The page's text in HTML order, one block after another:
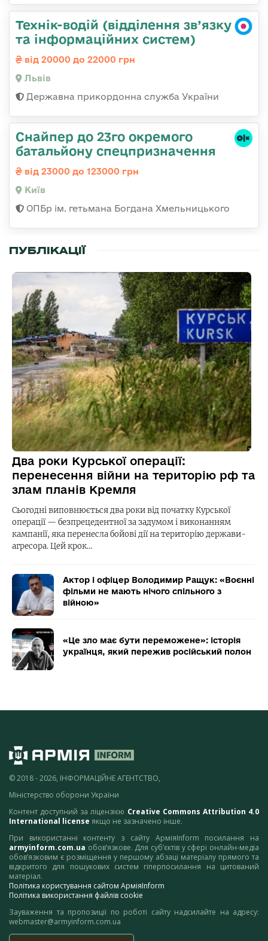
Технік-водій (відділення зв’язку
та інформаційних систем)
від 20000 до 22000 грн
Львів
Державна прикордонна служба України
Снайпер до 23го окремого
батальйону спецпризначення
від 23000 до 123000 грн
Київ
ОПБр ім. гетьмана Богдана Хмельницького
ПУБЛІКАЦІЇ
Два роки Курської операції:
перенесення війни на територію рф та
злам планів Кремля
Сьогодні виповнюється два роки від початку Курської
операції — безпрецедентної за задумом і виконанням
кампанії, яка перенесла бойові дії на територію держави-
агресора. Цей крок…
Актор і офіцер Володимир Ращук: «Воєнні
фільми не мають нічого спільного з
війною»
«Це зло має бути переможене»: історія
українця, який пережив російський полон
© 2018 - 2026, ІНФОРМАЦІЙНЕ АГЕНТСТВО,
Міністерство оборони України
Контент доступний за ліцензією Creative Commons Attribution 4.0
International license якщо не зазначено інше.
При використанні контенту з сайту АрміяInform посилання на
armyinform.com.ua обов’язкове. Для суб’єктів у сфері онлайн-медіа
обов’язковим є розміщення у першому абзаці матеріалу прямого та
відкритого для пошукових систем гіперпосилання на цитований
матеріал.
Політика користування сайтом АрміяInform
Політика використання файлів cookie
Зауваження та пропозиції по роботі сайту надсилайте на адресу:
webmaster@armyinform.com.ua